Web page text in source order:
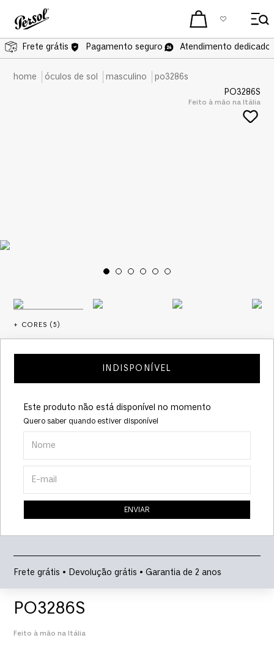
Frete grátis Pagamento seguro Atendimento dedicado
óculos de sol masculino
po3286s
PO3286S
Feito à mão na Itália
+ CORES (5)
Este produto não está disponível no momento
Quero saber quando estiver disponível
ENVIAR
INDISPONÍVEL
Frete grátis • Devolução grátis • Garantia de 2 anos
PO3286S
Feito à mão na Itália